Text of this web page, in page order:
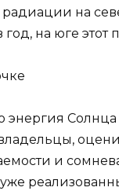
на
на юге этот
энергия
и